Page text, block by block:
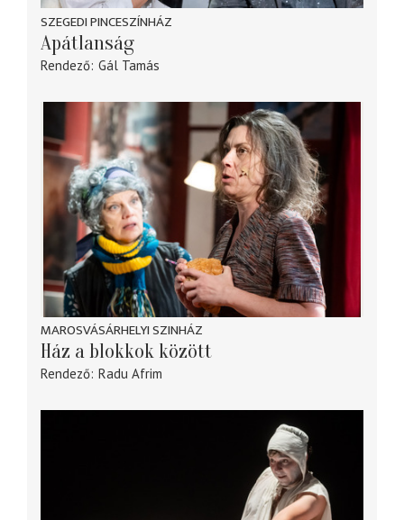
SZEGEDI PINCESZÍNHÁZ
Apátlanság
Rendező Gál Tamás
MAROSVÁSÁRHELYI SZINHÁZ
Ház a blokkok között
Rendező Radu Afrim